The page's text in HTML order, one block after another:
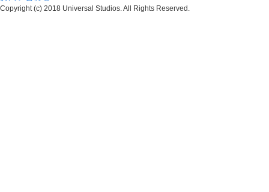
Copyright (c) 2018 Universal Studios. All Rights Reserved.